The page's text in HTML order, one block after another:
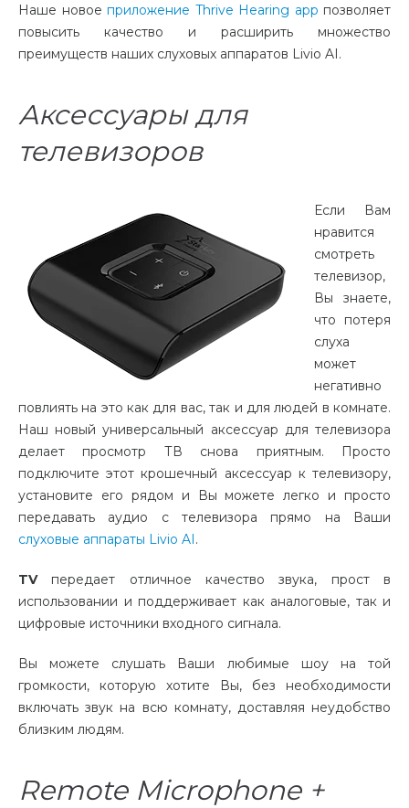
Наше новое приложение Thrive Hearing app позволяет
повысить качество и расширить множество
преимуществ наших слуховых аппаратов Livio AI.
Аксессуары для
телевизоров
Если Вам
нравится
смотреть
телевизор,
Вы знаете,
что потеря
слуха
может
негативно
повлиять на это как для вас, так и для людей в комнате.
Наш новый универсальный аксессуар для телевизора
делает просмотр ТВ снова приятным.
Просто
подключите этот крошечный аксессуар к телевизору,
установите его рядом и Вы можете легко и просто
передавать аудио с телевизора прямо на Ваши
слуховые аппараты Livio AI.
TVпередает отличное качество звука, прост в
использовании и поддерживает как аналоговые, так и
цифровые источники входного сигнала.
Вы можете слушать Ваши любимые шоу на той
громкости, которую хотите Вы, без необходимости
включать звук на всю комнату, доставляя неудобство
близким людям.
Remote Microphone +